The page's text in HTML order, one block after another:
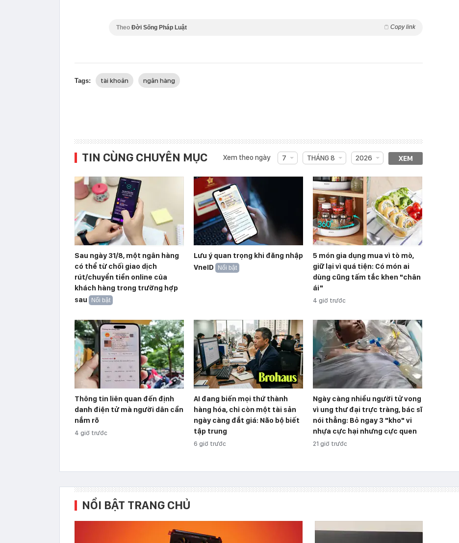
Theo Đời Sống Pháp Luật Copy link
Tags: tài khoản ngân hàng
TIN CÙNG CHUYÊN MỤC Xem theo ngày 7 THÁNG 8 2026 XEM
Sau ngày 31/8, một ngân hàng
có thể từ chối giao dịch
rút/chuyển tiền online của
khách hàng trong trường hợp
sau
Nổi bật
Lưu ý quan trọng khi đăng nhập
VneID
Nổi bật
5 món gia dụng mua vì tò mò,
giữ lại vì quá tiện: Có món ai
dùng cũng tấm tắc khen "chân
ái"
4 giờ trước
Thông tin liên quan đến định
danh điện tử mà người dân cần
nắm rõ
4 giờ trước
AI đang biến mọi thứ thành
hàng hóa, chỉ còn một tài sản
ngày càng đắt giá: Não bộ biết
tập trung
6 giờ trước
Ngày càng nhiều người tử vong
vì ung thư đại trực tràng, bác sĩ
nói thẳng: Bỏ ngay 3 "kho" vi
nhựa cực hại nhưng cực quen
21 giờ trước
NỔI BẬT TRANG CHỦ